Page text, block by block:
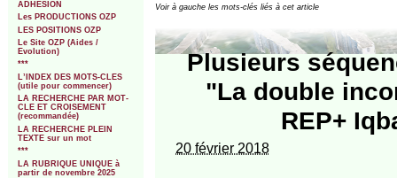
ADHESION
Les PRODUCTIONS OZP
LES POSITIONS OZP
Le Site OZP (Aides /
Evolution)
***
L’INDEX DES MOTS-CLES
(utile pour commencer)
LA RECHERCHE PAR MOT-
CLE ET CROISEMENT
(recommandée)
LA RECHERCHE PLEIN
TEXTE sur un mot
***
LA RUBRIQUE UNIQUE à
partir de novembre 2025
Voir à gauche les mots-clés liés à cet article
Plusieurs
"La double
REP+
20 février 2018